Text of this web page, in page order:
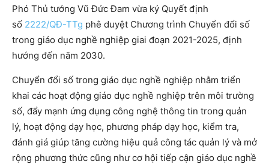
Phó Thủ tướng Vũ Đức Đam vừa ký Quyết định
số 2222/QĐ-TTg phê duyệt Chương trình Chuyển đổi số
trong giáo dục nghề nghiệp giai đoạn 2021-2025, định
hướng đến năm 2030.
Chuyển đổi số trong giáo dục nghề nghiệp nhằm triển
khai các hoạt động giáo dục nghề nghiệp trên môi trường
số, đẩy mạnh ứng dụng công nghệ thông tin trong quản
lý, hoạt động dạy học, phương pháp dạy học, kiểm tra,
đánh giá giúp tăng cường hiệu quả công tác quản lý và mở
rộng phương thức cũng như cơ hội tiếp cận giáo dục nghề